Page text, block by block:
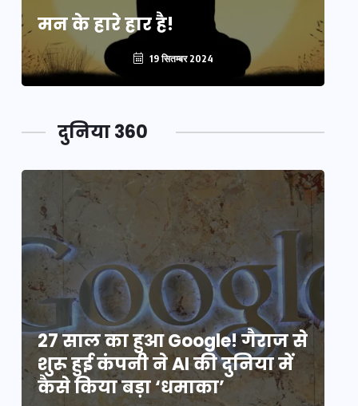
मन के हारे हार है!
19 सितम्बर 2024
दुनिया 360
27 साल का हुआ Google! गैराज से
शुरू हुई कंपनी ने AI की दुनिया में
कैसे किया बड़ा ‘धमाका’